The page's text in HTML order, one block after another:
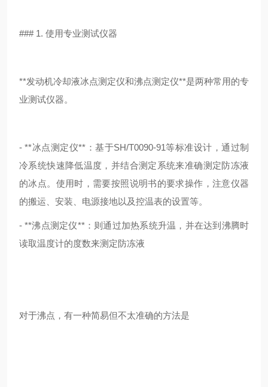
### 1. 使用专业测试仪器
**发动机冷却液冰点测定仪和沸点测定仪**是两种常用的专
业测试仪器。
- **冰点测定仪**：基于SH/T0090-91等标准设计，通过制
冷系统快速降低温度，并结合测定系统来准确测定防冻液
的冰点。使用时，需要按照说明书的要求操作，注意仪器
的搬运、安装、电源接地以及控温表的设置等。
- **沸点测定仪**：则通过加热系统升温，并在达到沸腾时
读取温度计的度数来测定防冻液
对于沸点，有一种简易但不太准确的方法是